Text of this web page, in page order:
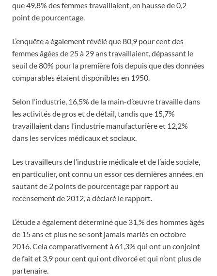
que 49,8% des femmes travaillaient, en hausse de 0,2
point de pourcentage.
L’enquête a également révélé que 80,9 pour cent des
femmes âgées de 25 à 29 ans travaillaient, dépassant le
seuil de 80% pour la première fois depuis que des données
comparables étaient disponibles en 1950.
Selon l’industrie, 16,5% de la main-d’œuvre travaille dans
les activités de gros et de détail, tandis que 15,7%
travaillaient dans l’industrie manufacturière et 12,2%
dans les services médicaux et sociaux.
Les travailleurs de l’industrie médicale et de l’aide sociale,
en particulier, ont connu un essor ces dernières années, en
sautant de 2 points de pourcentage par rapport au
recensement de 2012, a déclaré le rapport.
L’étude a également déterminé que 31,% des hommes âgés
de 15 ans et plus ne se sont jamais mariés en octobre
2016. Cela comparativement à 61,3% qui ont un conjoint
de fait et 3,9 pour cent qui ont divorcé et qui n’ont plus de
partenaire.